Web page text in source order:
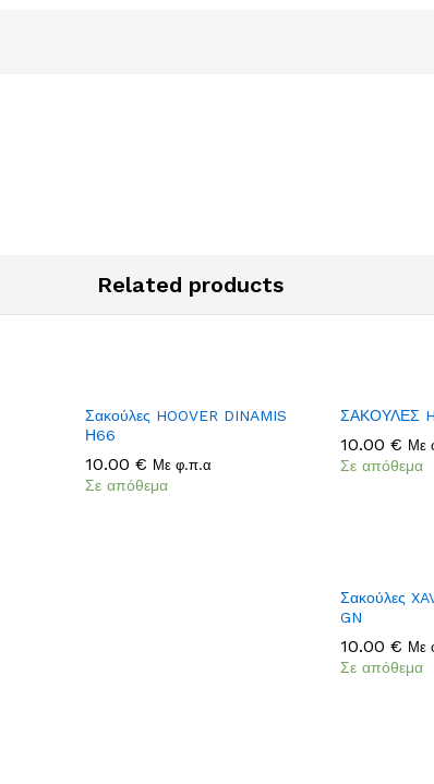
Related products
Add
Σακούλες HOOVER DINAMIS
Η66
10.00 € Με φ.π.α
Σε απόθεμα
10.00 €
ΣΑΚΟΥΛΕΣ
10.00 € Με
Σε απόθεμα
10.00 €
Σακούλες
GN
10.00 € Με
Σε απόθεμα
10.00 €